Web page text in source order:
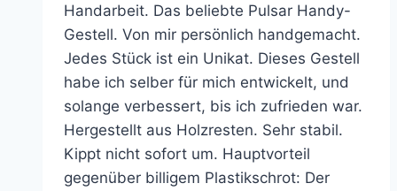
Handarbeit. Das beliebte Pulsar Handy-
Gestell. Von mir persönlich handgemacht.
Jedes Stück ist ein Unikat. Dieses Gestell
habe ich selber für mich entwickelt, und
solange verbessert, bis ich zufrieden war.
Hergestellt aus Holzresten. Sehr stabil.
Kippt nicht sofort um. Hauptvorteil
gegenüber billigem Plastikschrot: Der